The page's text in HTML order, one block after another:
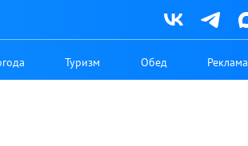
Туризм Обед Реклама